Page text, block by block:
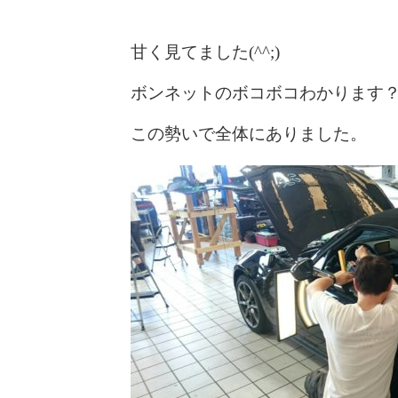
甘く見てました(^^;)
ボンネットのボコボコわかります
この勢いで全体にありました。